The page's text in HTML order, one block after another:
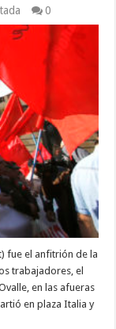
0
fue el anfitrión de la
trabajadores, el
en las afueras
en plaza Italia y